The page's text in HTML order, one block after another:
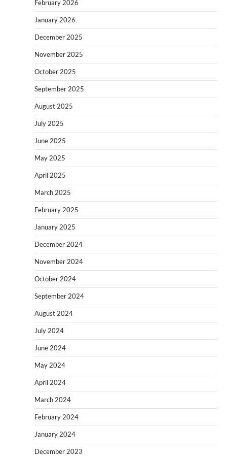
February 2026
January 2026
December 2025
November 2025
October 2025
September 2025
August 2025
July 2025
June 2025
May 2025
April 2025
March 2025
February 2025
January 2025
December 2024
November 2024
October 2024
September 2024
August 2024
July 2024
June 2024
May 2024
April 2024
March 2024
February 2024
January 2024
December 2023